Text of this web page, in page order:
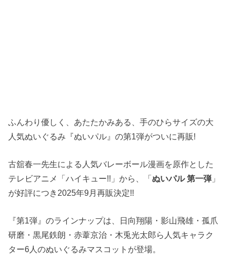
ふんわり優しく、あたたかみある、手のひらサイズの大
人気ぬいぐるみ『ぬいパル』の第1弾がついに再販!
古舘春一先生による人気バレーボール漫画を原作とした
テレビアニメ「ハイキュー!!」から、「ぬいパル 第一弾 」
が好評につき2025年9月再販決定!!
『第1弾』のラインナップは、日向翔陽・影山飛雄・孤爪
研磨・黒尾鉄朗・赤葦京治・木兎光太郎ら人気キャラク
ター6人のぬいぐる​みマスコットが登場。